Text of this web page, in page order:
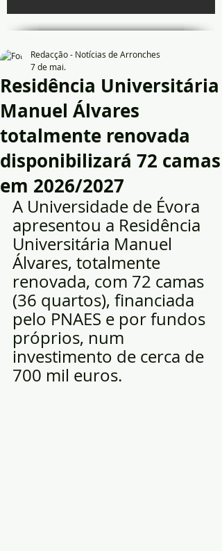
Residência Universitária
Manuel Álvares
totalmente renovada
disponibilizará 72 camas
em 2026/2027
Redacção - Notícias de Arronches
7 de mai.
A Universidade de Évora
apresentou a Residência
Universitária Manuel
Álvares, totalmente
renovada, com 72 camas
(36 quartos), financiada
pelo PNAES e por fundos
próprios, num
investimento de cerca de
700 mil euros.